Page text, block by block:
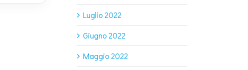
Luglio 2022
Giugno 2022
Maggio 2022